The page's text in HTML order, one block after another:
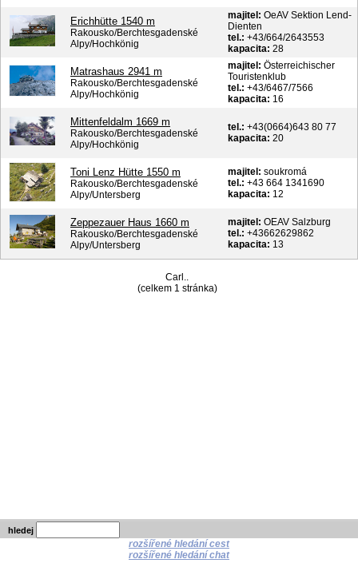
Erichhütte 1540 m
Rakousko/Berchtesgadenské
Alpy/Hochkönig
majitel: OeAV Sektion Lend-
Dienten
tel.: +43/664/2643553
kapacita: 28
Matrashaus 2941 m
Rakousko/Berchtesgadenské
Alpy/Hochkönig
majitel: Österreichischer
Touristenklub
tel.: +43/6467/7566
kapacita: 16
Mittenfeldalm 1669 m
Rakousko/Berchtesgadenské
Alpy/Hochkönig
tel.: +43(0664)643 80 77
kapacita: 20
Toni Lenz Hütte 1550 m
Rakousko/Berchtesgadenské
Alpy/Untersberg
majitel: soukromá
tel.: +43 664 1341690
kapacita: 12
Zeppezauer Haus 1660 m
Rakousko/Berchtesgadenské
Alpy/Untersberg
majitel: OEAV Salzburg
tel.: +43662629862
kapacita: 13
Carl..
(celkem 1 stránka)
hledej
rozšířené hledání cest
rozšířené hledání chat